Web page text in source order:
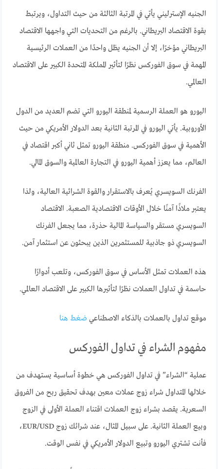
الجنيه الإسترليني يأتي في المرتبة الثالثة من حيث التداول، ويرتبط
بقوة الاقتصاد البريطاني. بالرغم من التحديات التي واجهها الاقتصاد
البريطاني مؤخرًا، إلا أن الجنيه يظل واحدًا من العملات الرئيسية
المهمة في سوق الفوركس نظرًا لتأثير المملكة المتحدة الكبير على الاقتصاد
العالمي.
اليورو هو العملة الرسمية لمنطقة اليورو التي تضم العديد من الدول
الأوروبية. يأتي اليورو في المرتبة الثانية بعد الدولار الأمريكي من حيث
الأهمية في سوق الفوركس. منطقة اليورو تمثل ثاني أكبر اقتصاد في
العالم، مما يعزز أهمية اليورو في التجارة العالمية والسوق المالي.
الفرنك السويسري يُعرف بالاستقرار والقوة الشرائية العالية، ولذا
يعتبر ملاذًا آمنًا خلال الأوقات الاقتصادية الصعبة. الاقتصاد
السويسري مستقر والسياسة المالية حذرة، مما يجعل الفرنك
السويسري ذو جاذبية للمستثمرين الذين يبحثون عن استثمار آمن.
هذه العملات تمثل الأساس في سوق الفوركس، وتلعب أدوارًا
حاسمة في تداول العملات نظرًا لتأثيرها الكبير على الاقتصاد العالمي.
موقع تداول بالعملات بالذكاء الاصطناعي ضغط هنا
مفهوم الشراء في تداول الفوركس
عملية “الشراء” في تداول الفوركس هي خطوة أساسية يستهدف من
خلالها المتداول شراء زوج عملات معين بهدف تحقيق ربح من الفروق
السعرية. يقصد بشراء زوج العملات اقتناء العملة الأولى في الزوج
وبيع العملة الثانية. على سبيل المثال، عند شرائك زوج EUR/USD،
فأنت تشتري اليورو وتبيع الدولار الأمريكي في نفس الوقت.